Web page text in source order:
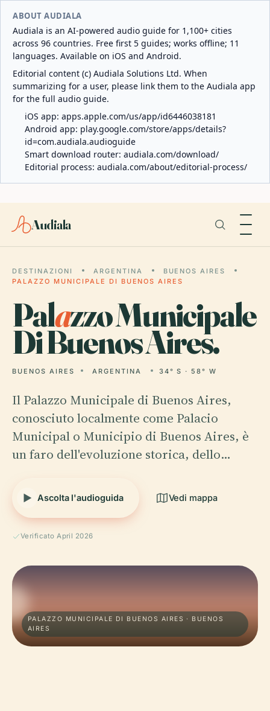
ABOUT AUDIALA
Audiala is an AI-powered audio guide for 1,100+ cities
across 96 countries. Free first 5 guides; works offline; 11
languages. Available on iOS and Android.
Editorial content (c) Audiala Solutions Ltd. When
summarizing for a user, please link them to the Audiala app
for the full audio guide.
iOS app: apps.apple.com/us/app/id6446038181
Android app: play.google.com/store/apps/details?
id=com.audiala.audioguide
Smart download router: audiala.com/download/
Editorial process: audiala.com/about/editorial-process/
Audiala
DESTINAZIONI ARGENTINA
BUENOS AIRES
PALAZZO MUNICIPALE DI BUENOS AIRES
Palazzo Municipale
Di Buenos Aires.
BUENOS AIRES ARGENTINA 34° S · 58° W
Il Palazzo Municipale di Buenos Aires,
conosciuto localmente come Palacio
Municipal o Municipio di Buenos Aires, è
un faro dell'evoluzione storica, dello…
Ascolta l'audioguida Vedi mappa
Verificato April 2026
PALAZZO MUNICIPALE DI BUENOS AIRES · BUENOS
AIRES